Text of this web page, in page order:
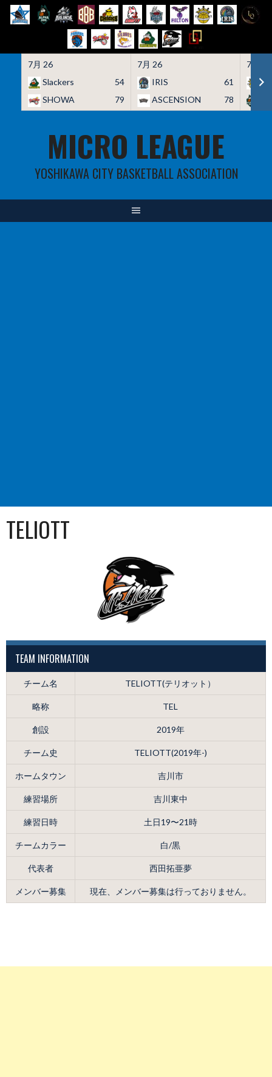
7月 26
Slackers
54
SHOWA
79
7月 26
IRIS
61
ASCENSION
78
7月 26
MICRO LEAGUE
YOSHIKAWA CITY BASKETBALL ASSOCIATION
TELIOTT
TEAM INFORMATION
チーム名 TELIOTT(テリオット）
略称 TEL
創設 2019年
チーム史 TELIOTT(2019年-)
ホームタウン 吉川市
練習場所 吉川東中
練習日時 土日19〜21時
チームカラー 白/黒
代表者 西田拓亜夢
メンバー募集 現在、メンバー募集は行っておりません。